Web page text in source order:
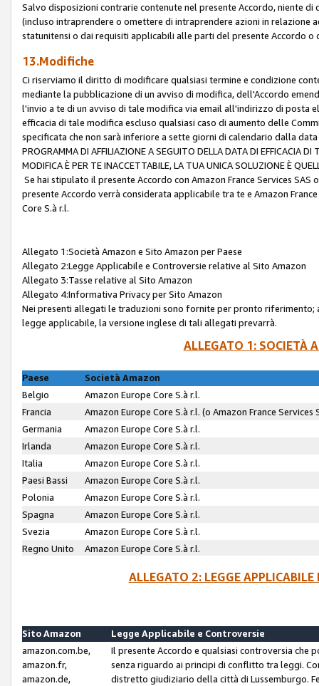
Salvo disposizioni contrarie contenute nel presente Accordo, niente
(incluso intraprendere o omettere di intraprendere azioni in relazione
statunitensi o dai requisiti applicabili alle parti del presente Accordo o
13.Modifiche
Ci riserviamo il diritto di modificare qualsiasi termine e condizione
mediante la pubblicazione di un avviso di modifica, dell'Accordo
l'invio a te di un avviso di tale modifica via email all'indirizzo di
efficacia di tale modifica escluso qualsiasi caso di aumento delle
specificata che non sarà inferiore a sette giorni di calendario dalla data
PROGRAMMA DI AFFILIAZIONE A SEGUITO DELLA DATA DI EFFICACIA
MODIFICA È PER TE INACCETTABILE, LA TUA UNICA SOLUZIONE È
Se hai stipulato il presente Accordo con Amazon France Services
presente Accordo verrà considerata applicabile tra te e Amazon
Core S.à r.l.
Allegato 1:Società Amazon e Sito Amazon per Paese
Allegato 2:Legge Applicabile e Controversie relative al Sito Amazon
Allegato 3:Tasse relative al Sito Amazon
Allegato 4:Informativa Privacy per Sito Amazon
Nei presenti allegati le traduzioni sono fornite per pronto riferimento;
legge applicabile, la versione inglese di tali allegati prevarrà.
ALLEGATO 1: SOCIETÀ
Paese
Società Amazon
Belgio
Amazon Europe Core S.à r.l.
Francia
Amazon Europe Core S.à r.l. (o Amazon France
Germania
Amazon Europe Core S.à r.l.
Irlanda
Amazon Europe Core S.à r.l.
Italia
Amazon Europe Core S.à r.l.
Paesi Bassi
Amazon Europe Core S.à r.l.
Polonia
Amazon Europe Core S.à r.l.
Spagna
Amazon Europe Core S.à r.l.
Svezia
Amazon Europe Core S.à r.l.
Regno Unito
Amazon Europe Core S.à r.l.
ALLEGATO 2: LEGGE
Sito Amazon
Legge Applicabile e Controversie
amazon.com.be,
amazon.fr,
amazon.de,
Il presente Accordo e qualsiasi controversia che
senza riguardo ai principi di conflitto tra leggi.
distretto giudiziario della città di Lussemburgo.